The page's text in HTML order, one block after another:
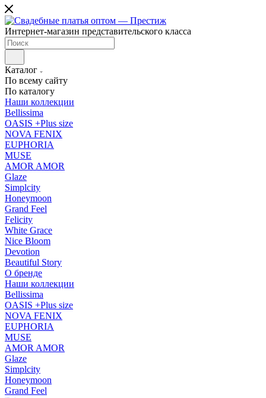
Интернет-магазин представительского класса
Каталог
По всему сайту
По каталогу
Наши коллекции
Bellissima
OASIS +Plus size
NOVA FENIX
EUPHORIA
MUSE
AMOR AMOR
Glaze
Simplcity
Honeymoon
Grand Feel
Felicity
White Grace
Nice Bloom
Devotion
Beautiful Story
О бренде
Наши коллекции
Bellissima
OASIS +Plus size
NOVA FENIX
EUPHORIA
MUSE
AMOR AMOR
Glaze
Simplcity
Honeymoon
Grand Feel